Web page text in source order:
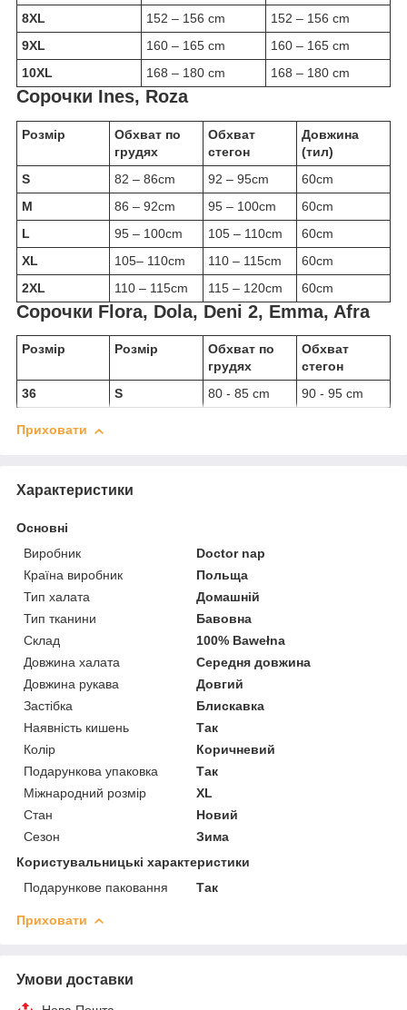
8XL
152 – 156 cm
152 – 156 cm
9XL
160 – 165 cm
160 – 165 cm
10XL
168 – 180 cm 168 – 180 cm
Сорочки Ines, Roza
Розмір
Обхват по
грудях
Обхват
стегон
Довжина
(тил)
S
82 – 86cm 92 – 95cm
60cm
M
86 – 92cm 95 – 100cm
60cm
L
95 – 100cm 105 – 110cm
60cm
XL
105– 110cm 110 – 115cm
60cm
2XL
110 – 115cm 115 – 120cm 60cm
Сорочки Flora, Dola, Deni 2, Emma, Afra
Розмір Розмір
Обхват по
грудях
Обхват
стегон
36
S 80 - 85 cm 90 - 95 cm
Приховати
Характеристики
Основні
Виробник
Doctor nap
Країна виробник
Польща
Тип халата
Домашній
Тип тканини
Бавовна
Склад
100% Bawełna
Довжина халата
Середня довжина
Довжина рукава
Довгий
Застібка
Блискавка
Наявність кишень
Так
Колір
Коричневий
Подарункова упаковка
Так
Міжнародний розмір
XL
Стан
Новий
Сезон
Зима
Користувальницькі характеристики
Подарункове паковання
Так
Приховати
Умови доставки